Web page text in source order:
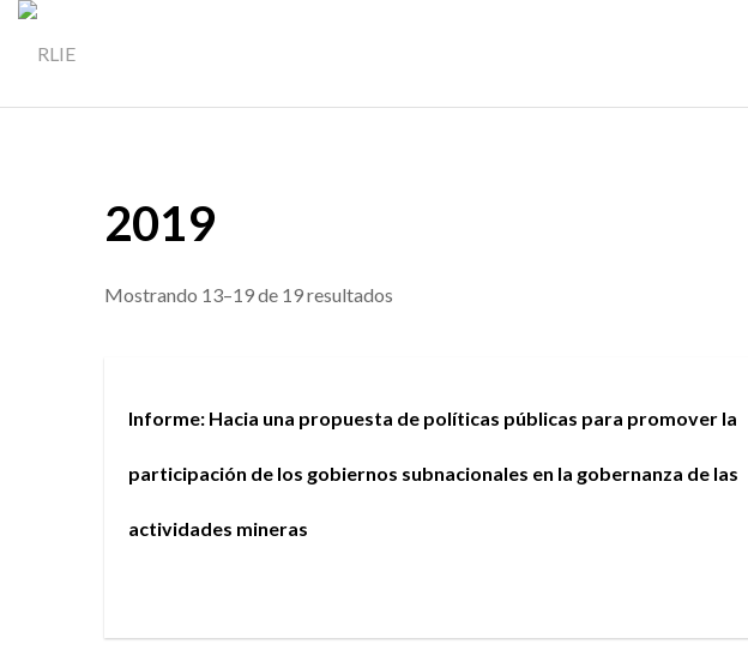
2019
Mostrando 13–19 de 19 resultados
Informe: Hacia una propuesta de políticas públicas para promover la
participación de los gobiernos subnacionales en la gobernanza de las
actividades mineras